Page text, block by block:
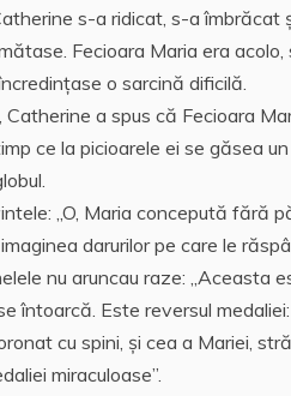
s-a ridicat, s-a îmbrăcat
Fecioara Maria era
o sarcină dificilă.
a spus că Fecioara
ce la picioarele ei se găsea
„O, Maria concepută fără
darurilor pe care le
nu aruncau raze: „Aceasta
întoarcă. Este reversul
cu spini, și cea a Mariei,
miraculoase”.